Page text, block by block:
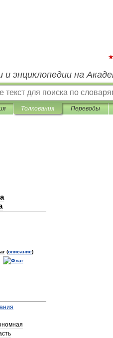
и энциклопедии на
Толкования Переводы
(описание)